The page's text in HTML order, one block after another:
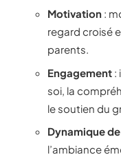
Motivation :
regard croisé
parents.
Engagement :
soi, la
le soutien du
Dynamique
l’ambiance